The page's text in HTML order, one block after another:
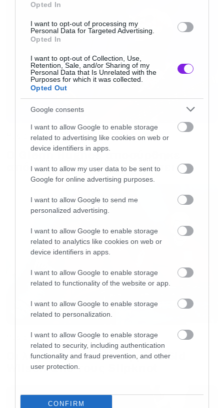
Opted In
I want to opt-out of processing my
Personal Data for Targeted Advertising.
Opted In
I want to opt-out of Collection, Use,
Retention, Sale, and/or Sharing of my
Personal Data that Is Unrelated with the
Purposes for which it was collected.
Opted Out
Google consents
I want to allow Google to enable storage
related to advertising like cookies on web or
device identifiers in apps.
I want to allow my user data to be sent to
Google for online advertising purposes.
I want to allow Google to send me
personalized advertising.
I want to allow Google to enable storage
related to analytics like cookies on web or
device identifiers in apps.
I want to allow Google to enable storage
related to functionality of the website or app.
I want to allow Google to enable storage
related to personalization.
I want to allow Google to enable storage
related to security, including authentication
functionality and fraud prevention, and other
user protection.
CONFIRM
Ο Glenn Hughes αποσύρθηκε
από τις ζωντανές εμφανίσεις
Οι λόγοι της απόλυσης του Sid
Wilson από τους Slipknot